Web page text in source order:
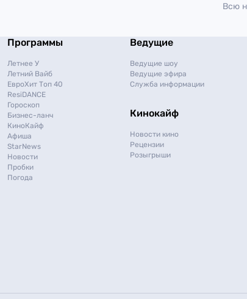
Всю
Программы
Летнее У
Летний Вайб
ЕвроХит Топ 40
ResiDANCE
Гороскоп
Бизнес-ланч
КиноКайф
Афиша
StarNews
Новости
Пробки
Погода
Ведущие
Ведущие шоу
Ведущие эфира
Служба информации
Кинокайф
Новости кино
Рецензии
Розыгрыши